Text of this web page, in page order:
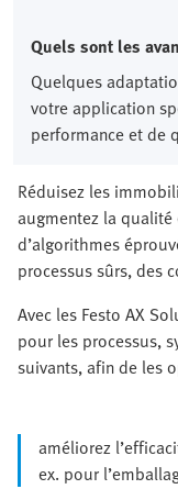
Quels sont les
Quelques
votre application
performance et de
Réduisez les
augmentez la
d’algorithmes
processus sûrs, des
Avec les Festo AX
pour les processus,
suivants, afin de les
améliorez
ex. pour